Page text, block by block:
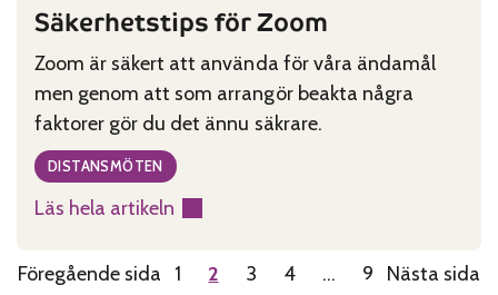
Säkerhetstips för Zoom
Zoom är säkert att använda för våra ändamål
men genom att som arrangör beakta några
faktorer gör du det ännu säkrare.
DISTANSMÖTEN
Läs hela artikeln
:
för
Föregående sida 1 2 3 4 … 9 Nästa sida